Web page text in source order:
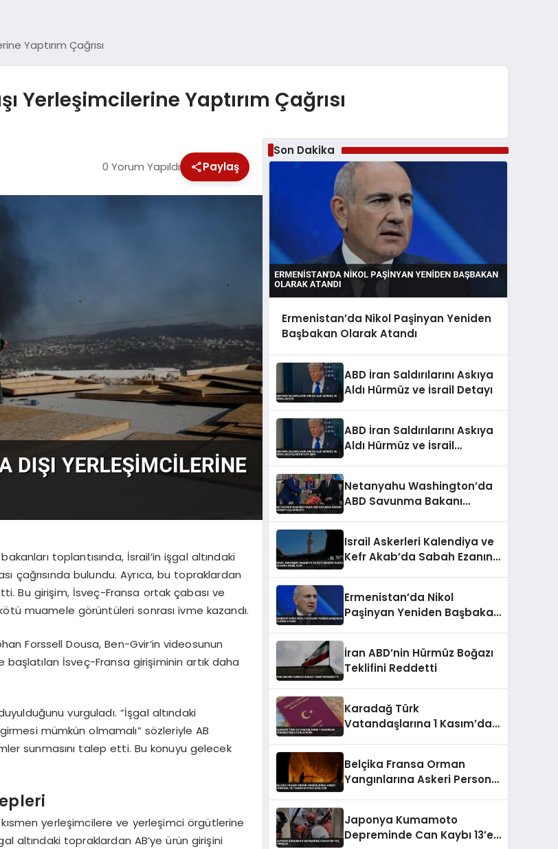
Yaptırım Çağrısı
Yerleşimcilerine Yaptırım Çağrısı
0 Yorum Yapıldı Paylaş
toplantısında, İsrail’in işgal altındaki
çağrısında bulundu. Ayrıca, bu topraklardan
Bu girişim, İsveç-Fransa ortak çabası ve
muamele görüntüleri sonrası ivme kazandı.
Forssell Dousa, Ben-Gvir’in videosunun
İsveç-Fransa girişiminin artık daha
vurguladı. “İşgal altındaki
mümkün olmamalı” sözleriyle AB
sunmasını talep etti. Bu konuyu gelecek
yerleşimcilere ve yerleşimci örgütlerine
altındaki topraklardan AB’ye ürün girişini
Son Dakika
Ermenistan’da Nikol Paşinyan Yeniden
Başbakan Olarak Atandı
ABD İran Saldırılarını Askıya
Aldı Hürmüz ve İsrail Detayı
ABD İran Saldırılarını Askıya
Aldı Hürmüz ve İsrail
Netanyahu Washington’da
ABD Savunma Bakanı
Israil Askerleri Kalendiya ve
Kefr Akab’da Sabah Ezanına
Ermenistan’da Nikol
Paşinyan Yeniden Başbakan
İran ABD’nin Hürmüz Boğazı
Teklifini Reddetti
Karadağ Türk
Vatandaşlarına 1 Kasım’dan
Belçika Fransa Orman
Yangınlarına Askeri Personel
Japonya Kumamoto
Depreminde Can Kaybı 13’e